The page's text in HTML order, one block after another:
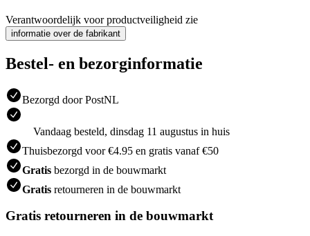
Verantwoordelijk voor productveiligheid zie
informatie over de fabrikant
Bestel- en bezorginformatie
Bezorgd door PostNL
Vandaag besteld, dinsdag 11 augustus in huis
Thuisbezorgd voor €4.95 en gratis vanaf €50
Gratis bezorgd in de bouwmarkt
Gratis retourneren in de bouwmarkt
Gratis retourneren in de bouwmarkt